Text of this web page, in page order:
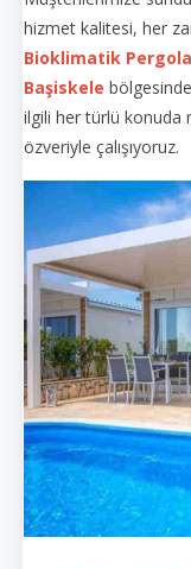
hizmet kalitesi, her
Bioklimatik Pergola
Başiskele
ilgili her türlü konuda
özveriyle çalışıyoruz.